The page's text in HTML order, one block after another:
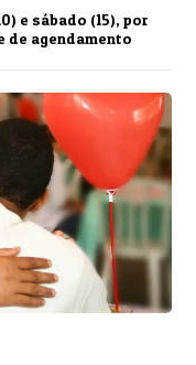
e sábado (15), por
de agendamento